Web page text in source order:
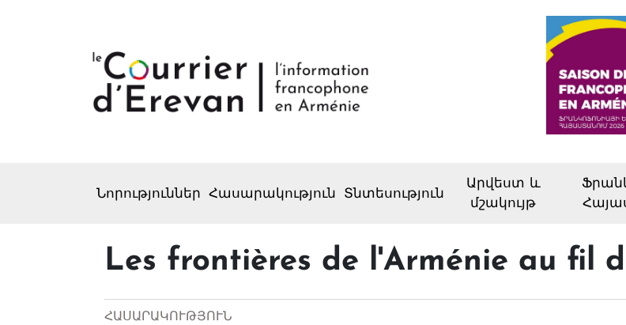
Նորություններ Հասարակություն Տնտեսություն
Արվեստ և
մշակույթ
Les frontières de l'Arménie au fil
ՀԱՍԱՐԱԿՈՒԹՅՈՒՆ